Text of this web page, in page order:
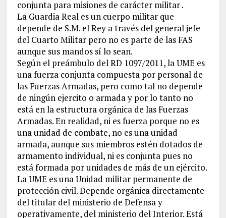
conjunta para misiones de carácter militar .
La Guardia Real es un cuerpo militar que
depende de S.M. el Rey a través del general jefe
del Cuarto Militar pero no es parte de las FAS
aunque sus mandos sí lo sean.
Según el preámbulo del RD 1097/2011, la UME es
una fuerza conjunta compuesta por personal de
las Fuerzas Armadas, pero como tal no depende
de ningún ejercito o armada y por lo tanto no
está en la estructura orgánica de las Fuerzas
Armadas. En realidad, ni es fuerza porque no es
una unidad de combate, no es una unidad
armada, aunque sus miembros estén dotados de
armamento individual, ni es conjunta pues no
está formada por unidades de más de un ejército.
La UME es una Unidad militar permanente de
protección civil. Depende orgánica directamente
del titular del ministerio de Defensa y
operativamente, del ministerio del Interior. Está